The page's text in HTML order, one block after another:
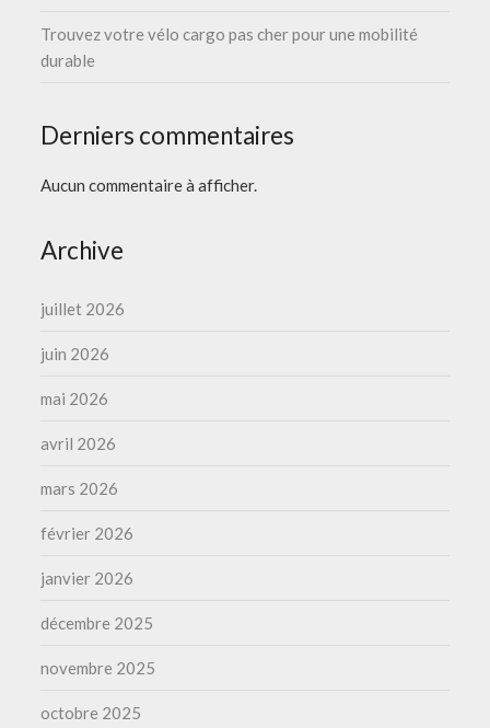
Trouvez votre vélo cargo pas cher pour une mobilité
durable
Derniers commentaires
Aucun commentaire à afficher.
Archive
juillet 2026
juin 2026
mai 2026
avril 2026
mars 2026
février 2026
janvier 2026
décembre 2025
novembre 2025
octobre 2025